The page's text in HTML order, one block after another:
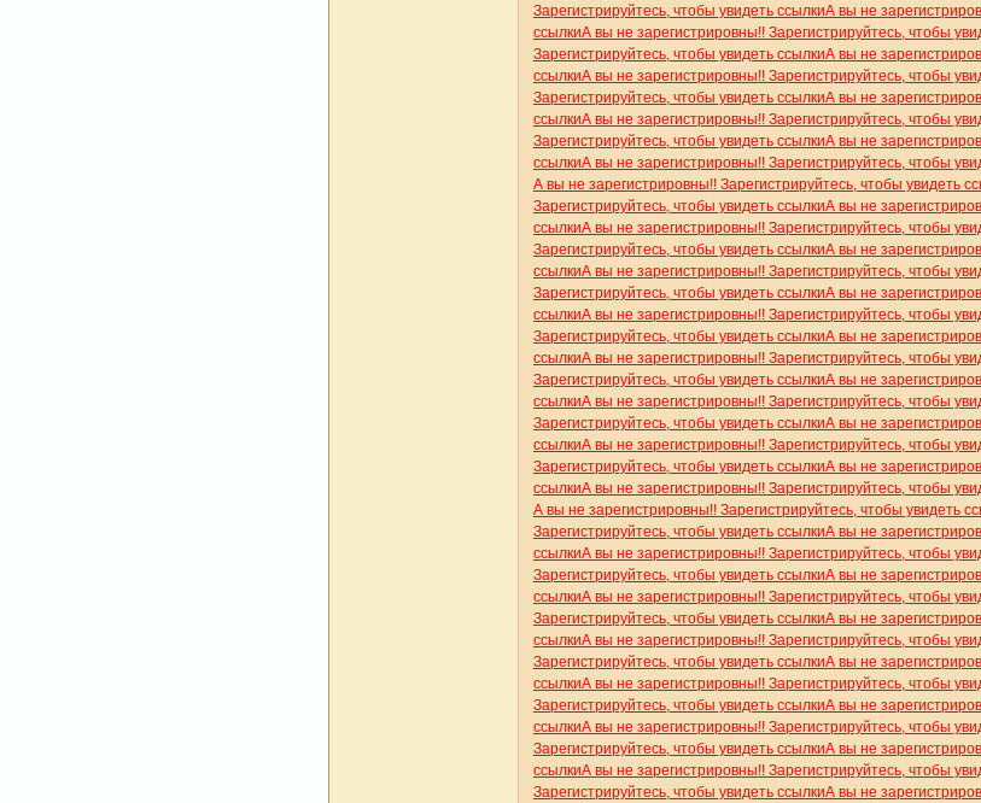
Зарегистрируйтесь, чтобы увидеть ссылкиА вы не
ссылкиА вы не зарегистрировны!! Зарегистрируйтесь, чтобы
Зарегистрируйтесь, чтобы увидеть ссылкиА вы не
ссылкиА вы не зарегистрировны!! Зарегистрируйтесь, чтобы
Зарегистрируйтесь, чтобы увидеть ссылкиА вы не
ссылкиА вы не зарегистрировны!! Зарегистрируйтесь, чтобы
Зарегистрируйтесь, чтобы увидеть ссылкиА вы не
ссылкиА вы не зарегистрировны!! Зарегистрируйтесь, чтобы
А вы не зарегистрировны!! Зарегистрируйтесь, чтобы увидеть
Зарегистрируйтесь, чтобы увидеть ссылкиА вы не
ссылкиА вы не зарегистрировны!! Зарегистрируйтесь, чтобы
Зарегистрируйтесь, чтобы увидеть ссылкиА вы не
ссылкиА вы не зарегистрировны!! Зарегистрируйтесь, чтобы
Зарегистрируйтесь, чтобы увидеть ссылкиА вы не
ссылкиА вы не зарегистрировны!! Зарегистрируйтесь, чтобы
Зарегистрируйтесь, чтобы увидеть ссылкиА вы не
ссылкиА вы не зарегистрировны!! Зарегистрируйтесь, чтобы
Зарегистрируйтесь, чтобы увидеть ссылкиА вы не
ссылкиА вы не зарегистрировны!! Зарегистрируйтесь, чтобы
Зарегистрируйтесь, чтобы увидеть ссылкиА вы не
ссылкиА вы не зарегистрировны!! Зарегистрируйтесь, чтобы
Зарегистрируйтесь, чтобы увидеть ссылкиА вы не
ссылкиА вы не зарегистрировны!! Зарегистрируйтесь, чтобы
А вы не зарегистрировны!! Зарегистрируйтесь, чтобы увидеть
Зарегистрируйтесь, чтобы увидеть ссылкиА вы не
ссылкиА вы не зарегистрировны!! Зарегистрируйтесь, чтобы
Зарегистрируйтесь, чтобы увидеть ссылкиА вы не
ссылкиА вы не зарегистрировны!! Зарегистрируйтесь, чтобы
Зарегистрируйтесь, чтобы увидеть ссылкиА вы не
ссылкиА вы не зарегистрировны!! Зарегистрируйтесь, чтобы
Зарегистрируйтесь, чтобы увидеть ссылкиА вы не
ссылкиА вы не зарегистрировны!! Зарегистрируйтесь, чтобы
Зарегистрируйтесь, чтобы увидеть ссылкиА вы не
ссылкиА вы не зарегистрировны!! Зарегистрируйтесь, чтобы
Зарегистрируйтесь, чтобы увидеть ссылкиА вы не
ссылкиА вы не зарегистрировны!! Зарегистрируйтесь, чтобы
Зарегистрируйтесь, чтобы увидеть ссылкиА вы не